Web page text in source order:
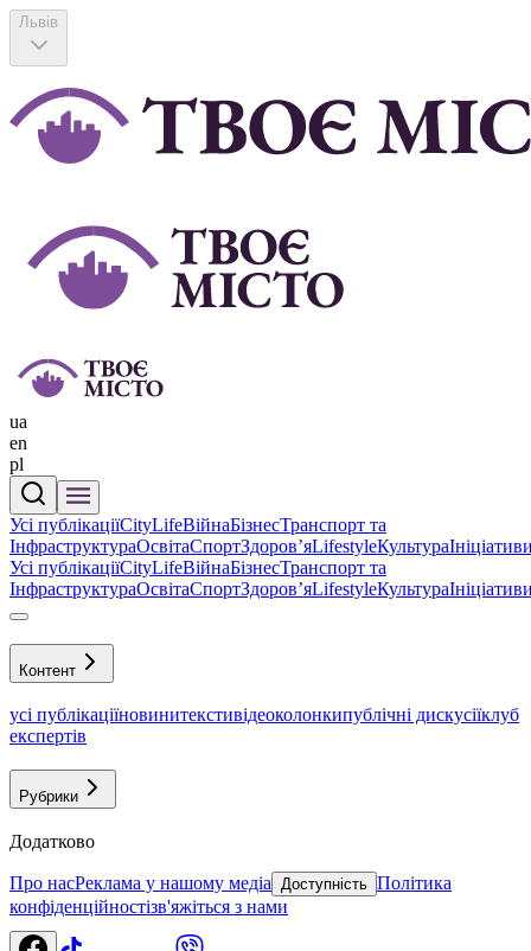
Львів
ua
en
pl
Усі публікаціїCityLifeВійнаБізнесТранспорт та
ІнфраструктураОсвітаСпортЗдоровʼяLifestyleКультура
Усі публікаціїCityLifeВійнаБізнесТранспорт та
ІнфраструктураОсвітаСпортЗдоровʼяLifestyleКультура
Контент
усі публікаціїновинитекстивідеоколонкипублічні дискусіїклуб
експертів
Рубрики
Додатково
Про насРеклама у нашому медіа Доступність Політика
конфіденційностізв'яжіться з нами